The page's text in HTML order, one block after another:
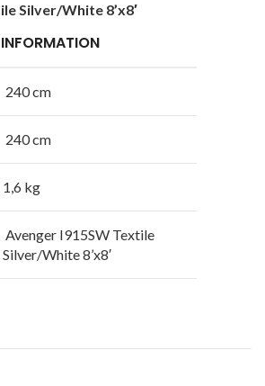
Silver/White 8’x8′
INFORMATION
240 cm
240 cm
1,6 kg
Avenger I915SW Textile
Silver/White 8’x8′